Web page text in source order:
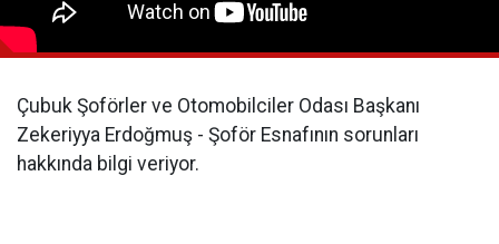
Çubuk Şoförler ve Otomobilciler Odası Başkanı
Zekeriyya Erdoğmuş - Şoför Esnafının sorunları
hakkında bilgi veriyor.